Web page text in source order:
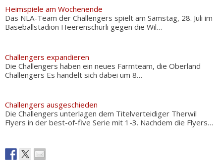
Heimspiele am Wochenende
Das NLA-Team der Challengers spielt am Samstag, 28. Juli im
Baseballstadion Heerenschürli gegen die Wil…
Challengers expandieren
Die Challengers haben ein neues Farmteam, die Oberland
Challengers Es handelt sich dabei um 8…
Challengers ausgeschieden
Die Challengers unterlagen dem Titelverteidiger Therwil
Flyers in der best-of-five Serie mit 1-3. Nachdem die Flyers…